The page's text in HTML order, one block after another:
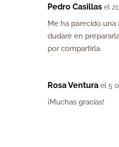
Pedro Casillas el
Me ha parecido
dudaré en
por compartirla.
Rosa Ventura el 5
¡Muchas gracias!